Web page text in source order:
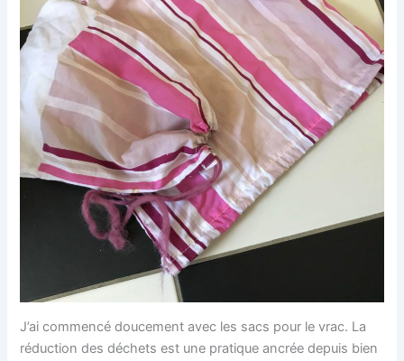
J’ai commencé doucement avec les sacs pour le vrac. La
réduction des déchets est une pratique ancrée depuis bien